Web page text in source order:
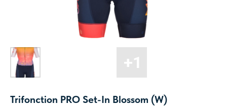
Trifonction PRO Set-In Blossom (W)